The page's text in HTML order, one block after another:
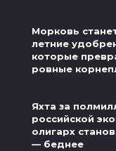
Морковь
летние
которые
ровные
Яхта за
российской
олигарх
— беднее